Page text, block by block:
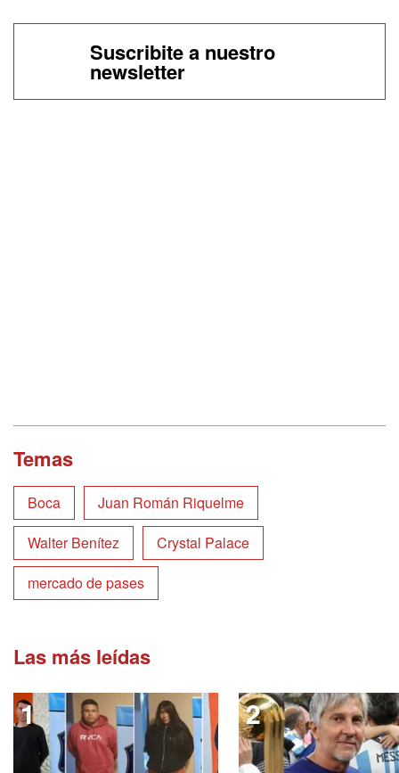
Suscribite a nuestro
newsletter
Temas
Boca
Juan Román Riquelme
Walter Benítez
Crystal Palace
mercado de pases
Las más leídas